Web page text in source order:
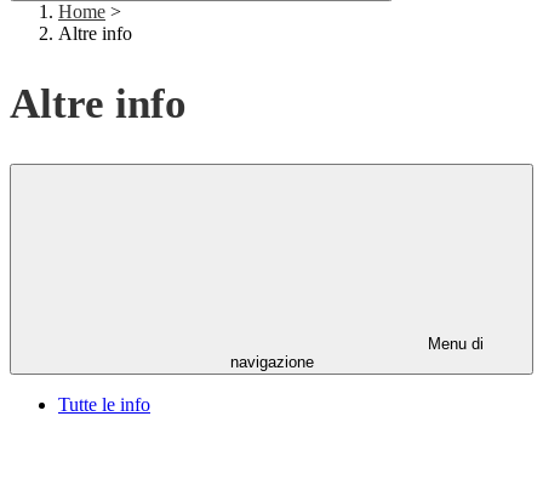
Home >
Altre info
Altre info
Menu di
navigazione
Tutte le info